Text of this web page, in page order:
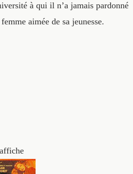
à qui il n’a jamais pardonné
aimée de sa jeunesse.